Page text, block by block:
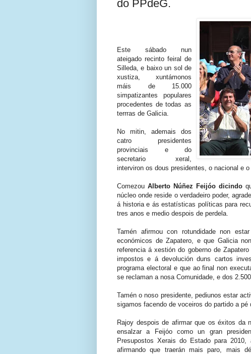
do PPdeG.
Este sábado nun
ateigado recinto feiral de
Silleda, e baixo un sol de
xustiza, xuntámonos
máis de 15.000
simpatizantes populares
procedentes de todas as
terrras de Galicia.
No mitin, ademais dos
catro presidentes
provinciais e do
secretario xeral,
interviron os dous presidentes, o nacional e o
Comezou Alberto Núñez Feijóo dicindo
núcleo onde reside o verdadeiro poder,
á historia e ás estatísticas políticas para
tres anos e medio despois de perdela.
Tamén afirmou con rotundidade non
económicos de Zapatero, e que Galicia
referencia á xestión do goberno de
impostos e á devolución duns cartos
programa electoral e que ao final non
se reclaman a nosa Comunidade, e dos
Tamén o noso presidente, pediunos estar
sigamos facendo de voceiros do partido a pé
Rajoy despois de afirmar que os éxitos da
ensalzar a Feijóo como un gran
Presupostos Xerais do Estado para 2010,
afirmando que traerán mais paro, mais